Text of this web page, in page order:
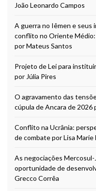
João Leonardo Campos
A guerra no Iêmen e seus
conflito no Oriente Médio:
por Mateus Santos
Projeto de Lei para
por Júlia Pires
O agravamento das
cúpula de Ancara de 2026
Conflito na Ucrânia:
de combate por Lisa Marie
As negociações Mercosul-
oportunidade de
Grecco Corrêa